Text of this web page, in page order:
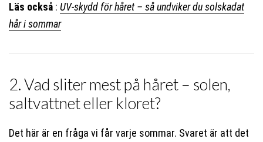
Läs också : UV-skydd för håret – så undviker du solskadat
hår i sommar
2. Vad sliter mest på håret – solen,
saltvattnet eller kloret?
Det här är en fråga vi får varje sommar. Svaret är att det